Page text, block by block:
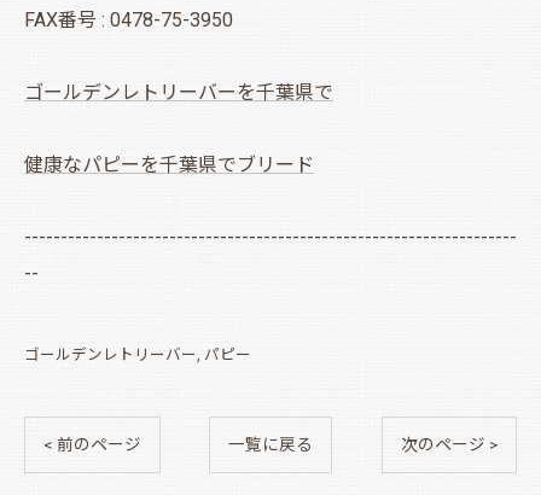
FAX番号 : 0478-75-3950
ゴールデンレトリーバーを千葉県で
健康なパピーを千葉県でブリード
--------------------------------------------------------------------
--
ゴールデンレトリーバー パピー
< 前のページ 一覧に戻る 次のページ >